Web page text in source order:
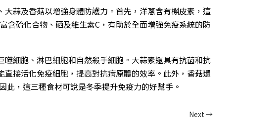
蒜及香菇以增強身體防護力。首先，洋蔥含有槲皮素，這
硫化合物、硒及維生素C，有助於全面增強免疫系統的防
細胞、淋巴細胞和自然殺手細胞。大蒜素還具有抗菌和抗
接活化免疫細胞，提高對抗病原體的效率。此外，香菇還
，這三種食材可說是冬季提升免疫力的好幫手。
Next →